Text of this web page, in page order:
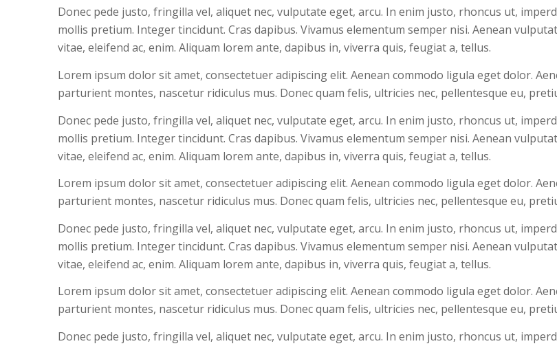
Donec pede justo, fringilla vel, aliquet nec, vulputate eget, arcu. In enim justo, rhoncus ut,
mollis pretium. Integer tincidunt. Cras dapibus. Vivamus elementum semper nisi. Aenean
vitae, eleifend ac, enim. Aliquam lorem ante, dapibus in, viverra quis, feugiat a, tellus.
Lorem ipsum dolor sit amet, consectetuer adipiscing elit. Aenean commodo ligula eget dolor.
parturient montes, nascetur ridiculus mus. Donec quam felis, ultricies nec, pellentesque eu,
Donec pede justo, fringilla vel, aliquet nec, vulputate eget, arcu. In enim justo, rhoncus ut,
mollis pretium. Integer tincidunt. Cras dapibus. Vivamus elementum semper nisi. Aenean
vitae, eleifend ac, enim. Aliquam lorem ante, dapibus in, viverra quis, feugiat a, tellus.
Lorem ipsum dolor sit amet, consectetuer adipiscing elit. Aenean commodo ligula eget dolor.
parturient montes, nascetur ridiculus mus. Donec quam felis, ultricies nec, pellentesque eu,
Donec pede justo, fringilla vel, aliquet nec, vulputate eget, arcu. In enim justo, rhoncus ut,
mollis pretium. Integer tincidunt. Cras dapibus. Vivamus elementum semper nisi. Aenean
vitae, eleifend ac, enim. Aliquam lorem ante, dapibus in, viverra quis, feugiat a, tellus.
Lorem ipsum dolor sit amet, consectetuer adipiscing elit. Aenean commodo ligula eget dolor.
parturient montes, nascetur ridiculus mus. Donec quam felis, ultricies nec, pellentesque eu,
Donec pede justo, fringilla vel, aliquet nec, vulputate eget, arcu. In enim justo, rhoncus ut,